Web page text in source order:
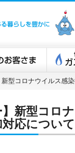
ガスグ
新型コロナウイルス感
】新型コロ
応につい